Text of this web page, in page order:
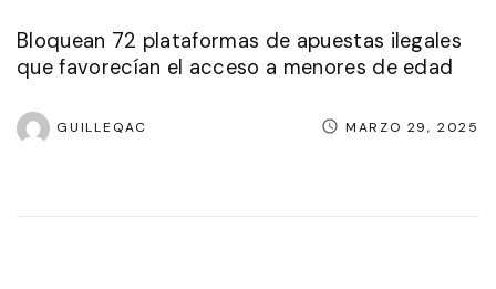
Bloquean 72 plataformas de apuestas ilegales
que favorecían el acceso a menores de edad
GUILLEQAC MARZO 29, 2025